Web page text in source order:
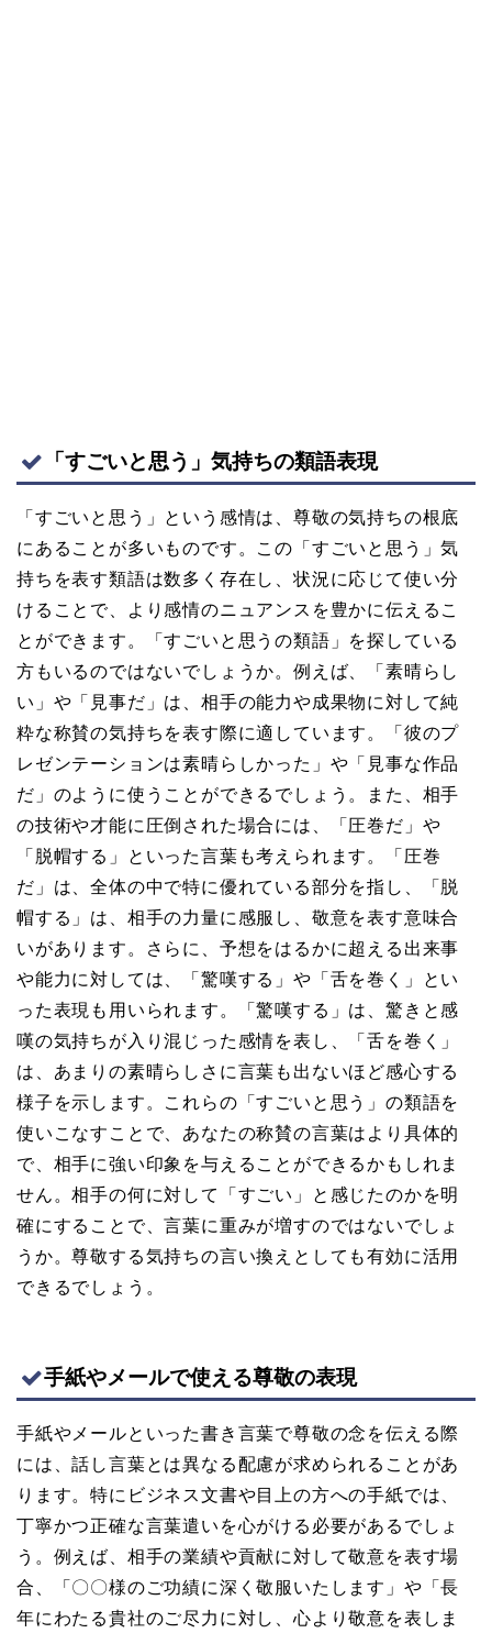
「すごいと思う」気持ちの類語表現
「すごいと思う」という感情は、尊敬の気持ちの根底
にあることが多いものです。この「すごいと思う」気
持ちを表す類語は数多く存在し、状況に応じて使い分
けることで、より感情のニュアンスを豊かに伝えるこ
とができます。「すごいと思うの類語」を探している
方もいるのではないでしょうか。例えば、「素晴らし
い」や「見事だ」は、相手の能力や成果物に対して純
粋な称賛の気持ちを表す際に適しています。「彼のプ
レゼンテーションは素晴らしかった」や「見事な作品
だ」のように使うことができるでしょう。また、相手
の技術や才能に圧倒された場合には、「圧巻だ」や
「脱帽する」といった言葉も考えられます。「圧巻
だ」は、全体の中で特に優れている部分を指し、「脱
帽する」は、相手の力量に感服し、敬意を表す意味合
いがあります。さらに、予想をはるかに超える出来事
や能力に対しては、「驚嘆する」や「舌を巻く」とい
った表現も用いられます。「驚嘆する」は、驚きと感
嘆の気持ちが入り混じった感情を表し、「舌を巻く」
は、あまりの素晴らしさに言葉も出ないほど感心する
様子を示します。これらの「すごいと思う」の類語を
使いこなすことで、あなたの称賛の言葉はより具体的
で、相手に強い印象を与えることができるかもしれま
せん。相手の何に対して「すごい」と感じたのかを明
確にすることで、言葉に重みが増すのではないでしょ
うか。尊敬する気持ちの言い換えとしても有効に活用
できるでしょう。
手紙やメールで使える尊敬の表現
手紙やメールといった書き言葉で尊敬の念を伝える際
には、話し言葉とは異なる配慮が求められることがあ
ります。特にビジネス文書や目上の方への手紙では、
丁寧かつ正確な言葉遣いを心がける必要があるでしょ
う。例えば、相手の業績や貢献に対して敬意を表す場
合、「〇〇様のご功績に深く敬服いたします」や「長
年にわたる貴社のご尽力に対し、心より敬意を表しま